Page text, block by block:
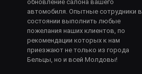
обновление салона вашего
автомобиля. Опытные сотрудники в
состоянии выполнить любые
пожелания наших клиентов, по
рекомендации которых к нам
приезжают не только из города
Бельцы, но и всей Молдовы!